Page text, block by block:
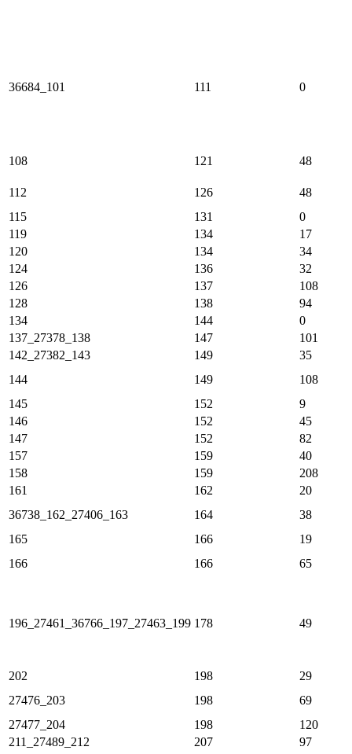
36684_101 111 0
108 121 48
112 126
48
115
131
0
119
134
17
120
134
34
124
136
32
126
137
108
128
138
94
134
144
0
137_27378_138
147
101
142_27382_143
149
35
144
149
108
145
152
9
146
152
45
147
152
82
157
159
40
158
159
208
161
162
20
36738_162_27406_163
164
38
165
166
19
166
166 65
196_27461_36766_197_27463_199 178 49
202 198
29
27476_203
198
69
27477_204
198
120
211_27489_212
207
97